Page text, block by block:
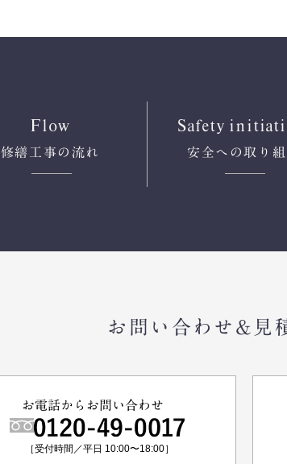
Flow
修繕工事の流れ
Safety
安全への取り組
お問い合わせ&見
お電話からお問い合わせ
［受付時間／平日 10:00〜18:00］